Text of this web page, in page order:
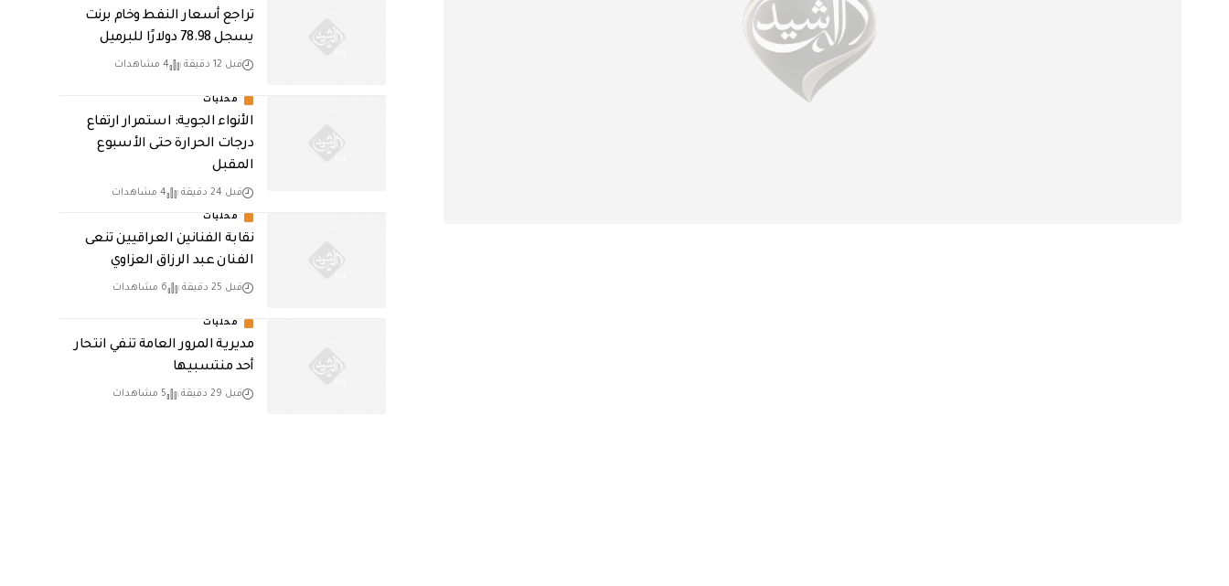
تراجع أسعار النفط وخام برنت
يسجل 78.98 دولارًا للبرميل
قبل 12 دقيقة 4 مشاهدات
محليات
الأنواء الجوية: استمرار ارتفاع
درجات الحرارة حتى الأسبوع
المقبل
قبل 24 دقيقة 4 مشاهدات
محليات
نقابة الفنانين العراقيين تنعى
الفنان عبد الرزاق العزاوي
قبل 25 دقيقة 6 مشاهدات
محليات
مديرية المرور العامة تنفي انتحار
أحد منتسبيها
قبل 29 دقيقة 5 مشاهدات